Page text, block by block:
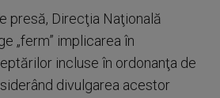
presă, Direcţia Naţională
„ferm” implicarea în
incluse în ordonanţa de
divulgarea acestor